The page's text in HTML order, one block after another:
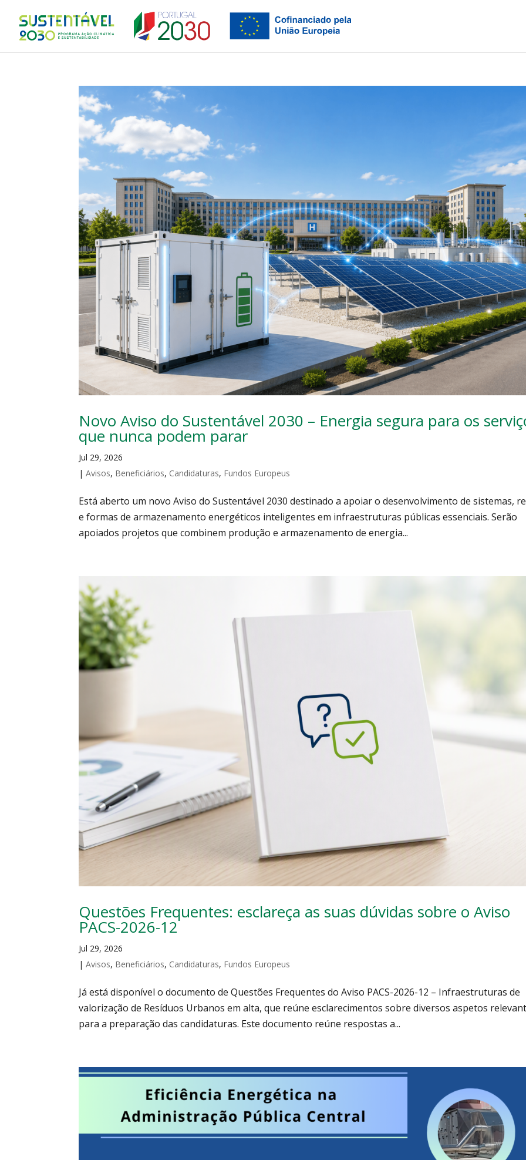
Novo Aviso do Sustentável 2030 – Energia segura para os
que nunca podem parar
Jul 29, 2026
|Avisos, Beneficiários, Candidaturas, Fundos Europeus
Está aberto um novo Aviso do Sustentável 2030 destinado a apoiar o desenvolvimento de sistemas,
e formas de armazenamento energéticos inteligentes em infraestruturas públicas essenciais. Serão
apoiados projetos que combinem produção e armazenamento de energia...
Questões Frequentes: esclareça as suas dúvidas sobre o Aviso
PACS-2026-12
Jul 29, 2026
|Avisos, Beneficiários, Candidaturas, Fundos Europeus
Já está disponível o documento de Questões Frequentes do Aviso PACS-2026-12 – Infraestruturas de
valorização de Resíduos Urbanos em alta, que reúne esclarecimentos sobre diversos aspetos
para a preparação das candidaturas. Este documento reúne respostas a...